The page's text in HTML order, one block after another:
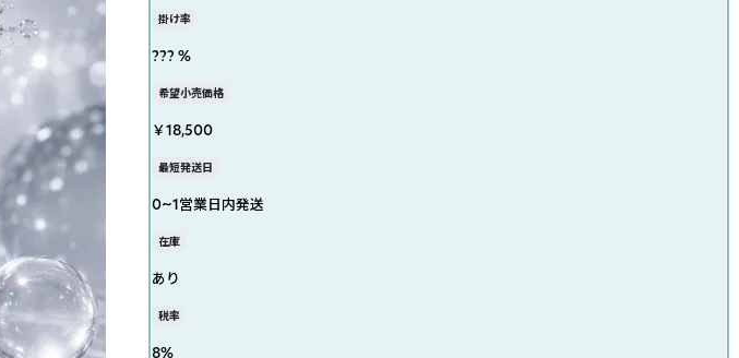
掛け率
??? %
希望小売価格
￥18,500
最短発送日
0~1営業日内発送
在庫
あり
税率
8%